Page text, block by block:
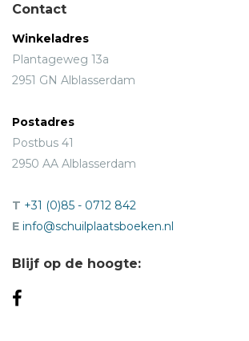
Contact
Winkeladres
Plantageweg 13a
2951 GN Alblasserdam
Postadres
Postbus 41
2950 AA Alblasserdam
T +31 (0)85 - 0712 842
E info@schuilplaatsboeken.nl
Blijf op de hoogte: